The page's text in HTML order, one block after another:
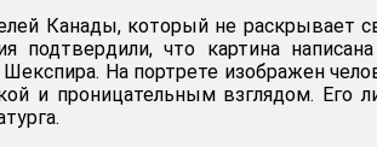
Канады, который не раскрывает
подтвердили, что картина
На портрете изображен
и проницательным взглядом. Его